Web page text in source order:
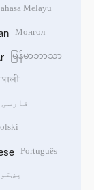
Melayu
Монгол
မြန်မာဘာသာ
فارسی
Português
پښتو